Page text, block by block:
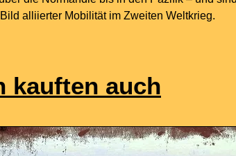
alliierter Mobilität im Zweiten Weltkrieg.
kauften auch